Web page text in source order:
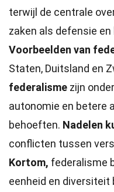
terwijl de centrale
zaken als defensie
Voorbeelden van
Staten, Duitsland en
federalisme zijn
autonomie en betere
behoeften. Nadelen
conflicten tussen
Kortom, federalisme
eenheid en diversiteit